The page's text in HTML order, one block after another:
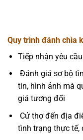
Quy trình đánh chìa
Tiếp nhận yêu
Đánh giá sơ bộ
tin, hình ảnh mà
giá tương đối
Cử thợ đến địa
tình trạng thực tế,